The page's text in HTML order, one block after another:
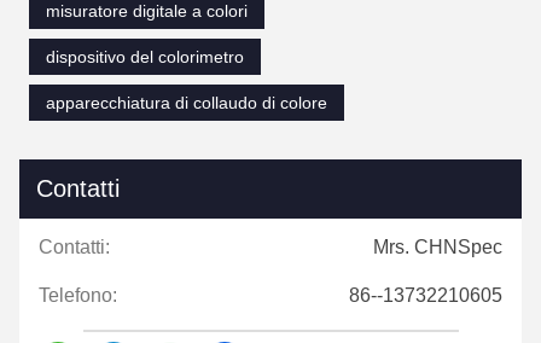
misuratore digitale a colori
dispositivo del colorimetro
apparecchiatura di collaudo di colore
Contatti
Contatti: Mrs. CHNSpec
Telefono: 86--13732210605